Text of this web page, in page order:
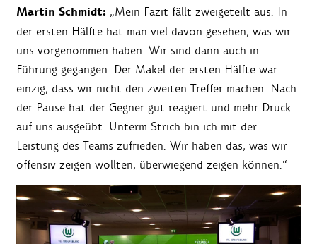
Martin Schmidt: „Mein Fazit fällt zweigeteilt aus. In
der ersten Hälfte hat man viel davon gesehen, was wir
uns vorgenommen haben. Wir sind dann auch in
Führung gegangen. Der Makel der ersten Hälfte war
einzig, dass wir nicht den zweiten Treffer machen. Nach
der Pause hat der Gegner gut reagiert und mehr Druck
auf uns ausgeübt. Unterm Strich bin ich mit der
Leistung des Teams zufrieden. Wir haben das, was wir
offensiv zeigen wollten, überwiegend zeigen können.“